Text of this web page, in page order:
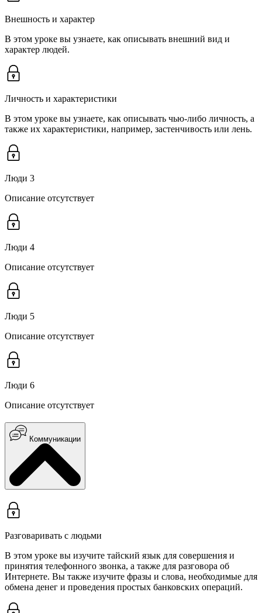
Внешность и характер
В этом уроке вы узнаете, как описывать внешний вид и
характер людей.
Личность и характеристики
В этом уроке вы узнаете, как описывать чью-либо личность, а
также их характеристики, например, застенчивость или лень.
Люди 3
Описание отсутствует
Люди 4
Описание отсутствует
Люди 5
Описание отсутствует
Люди 6
Описание отсутствует
Коммуникации
Разговаривать с людьми
В этом уроке вы изучите тайский язык для совершения и
принятия телефонного звонка, а также для разговора об
Интернете. Вы также изучите фразы и слова, необходимые для
обмена денег и проведения простых банковских операций.